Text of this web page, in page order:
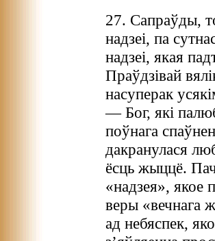
27. Сапраўды,
надзеі, па
надзеі, якая
Праўдзівай
насуперак
— Бог, які
поўнага
дакранулася
ёсць жыццё.
«надзея», якое
веры «вечнага
ад небяспек,